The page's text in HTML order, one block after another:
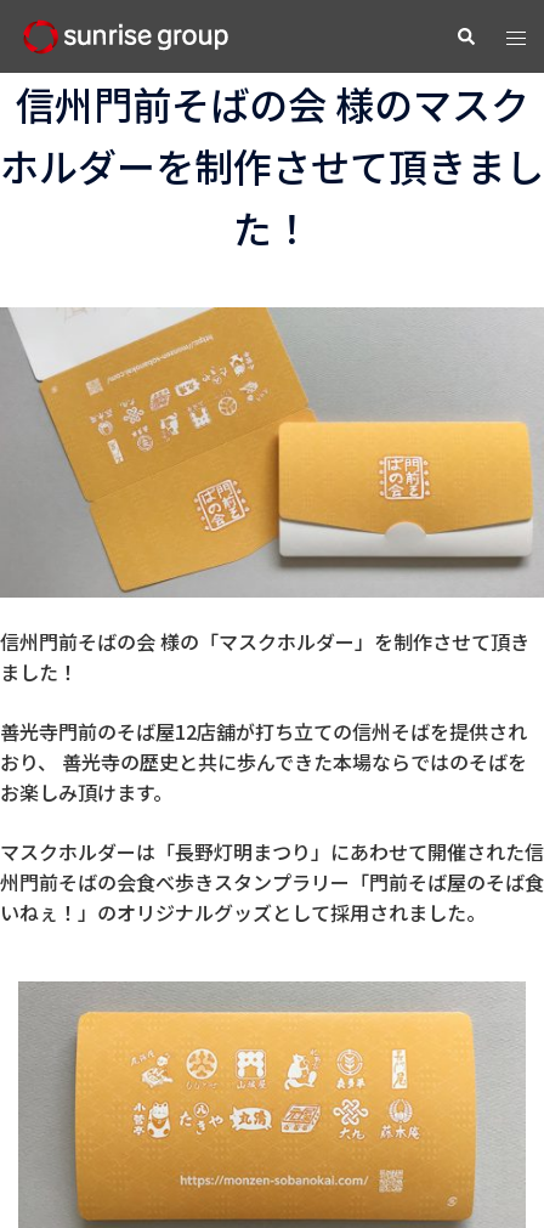
テ
ン
へ
検
索
ト
ル
メ
ニ
ュ
信州門前そばの会 様のマスク
ホルダーを制作させて頂きまし
た！
信州門前そばの会 様の 「マスクホルダー」 を制作させて頂き
ました！
善光寺門前のそば屋12店舖が打ち立ての信州そばを提供され
おり、 善光寺の歴史と共に歩んできた本場ならではのそばを
お楽しみ頂けます。
マスクホルダーは「長野灯明まつり」にあわせて開催された信
州門前そばの会食べ歩きスタンプラリー「門前そば屋のそば食
いねぇ！」のオリジナルグッズとして採用されました。